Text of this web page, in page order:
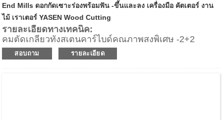
End Mills ดอกกัดเซาะร่องพร้อมฟัน -ขึ้นและลง เครื่องมือ คัตเตอร์ งาน
ไม้ เราเตอร์ YASEN Wood Cutting
รายละเอียดทางเทคนิค:
คมตัดเกลียวทังสเตนคาร์ไบด์คุณภาพสูงพิเศษ -2+2
(z2+2)
ให้การเคลือบที่ยอดเยี่ยมทั้งด้านบนและด้านล่างของชิ้น
สอบถาม รายละเอียด